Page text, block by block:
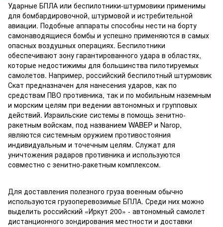
Ударные БПЛА или беспилотники-штурмовики применимы
для бомбардировочной, штурмовой и истребительной
авиации. Подобные аппараты способны нести на борту
самонаводящиеся бомбы и успешно применяются в самых
опасных воздушных операциях. Беспилотники
обеспечивают зону гарантированного удара в областях,
которые недостижимы для большинства пилотируемых
самолетов. Например, российский беспилотный штурмовик
Скат предназначен для нанесения ударов, как по
средствам ПВО противника, так и по мобильным наземным
и морским целям при ведении автономных и групповых
действий. Израильские системы в помощь зенитно-
ракетным войскам, под названием WABEP и Narop,
являются системным оружием противостояния
индивидуальным и точечным целям. Служат для
уничтожения радаров противника и используются
совместно с зенитно-ракетным комплексом.
Для доставления полезного груза военным обычно
используются грузоперевозимые БПЛА. Среди них можно
выделить российский «Иркут 200» - автономный самолет
дистанционного зондирования местности и доставки